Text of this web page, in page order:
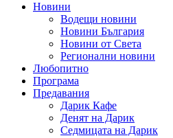
Новини
Водещи новини
Новини България
Новини от Света
Регионални новини
Любопитно
Програма
Предавания
Дарик Кафе
Денят на Дарик
Седмицата на Дарик